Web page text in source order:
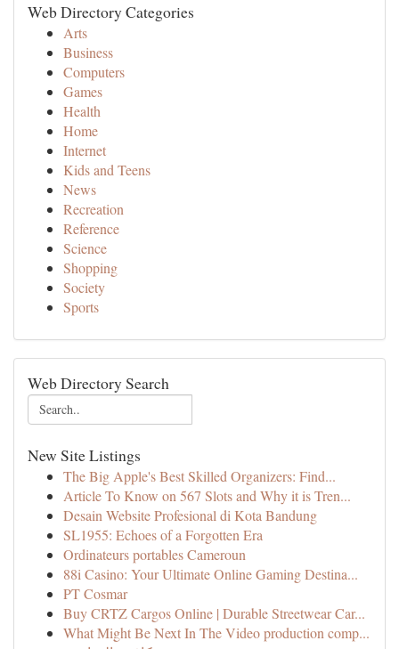
Web Directory Categories
Arts
Business
Computers
Games
Health
Home
Internet
Kids and Teens
News
Recreation
Reference
Science
Shopping
Society
Sports
Web Directory Search
New Site Listings
The Big Apple's Best Skilled Organizers: Find...
Article To Know on 567 Slots and Why it is Tren...
Desain Website Profesional di Kota Bandung
SL1955: Echoes of a Forgotten Era
Ordinateurs portables Cameroun
88i Casino: Your Ultimate Online Gaming Destina...
PT Cosmar
Buy CRTZ Cargos Online | Durable Streetwear Car...
What Might Be Next In The Video production comp...